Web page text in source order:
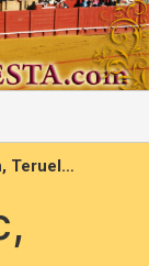
Teruel…